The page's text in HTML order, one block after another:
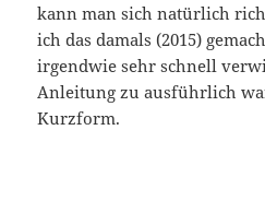
kann man sich natürlich
ich das damals (2015)
irgendwie sehr schnell
Anleitung zu ausführlich
Kurzform.